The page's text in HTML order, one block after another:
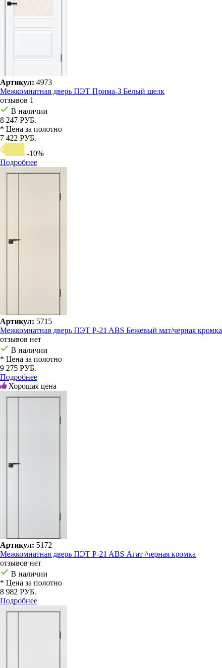
Артикул: 4973
Межкомнатная дверь ПЭТ Прима-3 Белый шелк
отзывов 1
В наличии
8 247 РУБ.
* Цена за полотно
7 422 РУБ.
-10%
Подробнее
Артикул: 5715
Межкомнатная дверь ПЭТ P-21 ABS Бежевый мат/черная кромка
отзывов нет
В наличии
* Цена за полотно
9 275 РУБ.
Подробнее
Хорошая цена
Артикул: 5172
Межкомнатная дверь ПЭТ P-21 ABS Агат /черная кромка
отзывов нет
В наличии
* Цена за полотно
8 982 РУБ.
Подробнее